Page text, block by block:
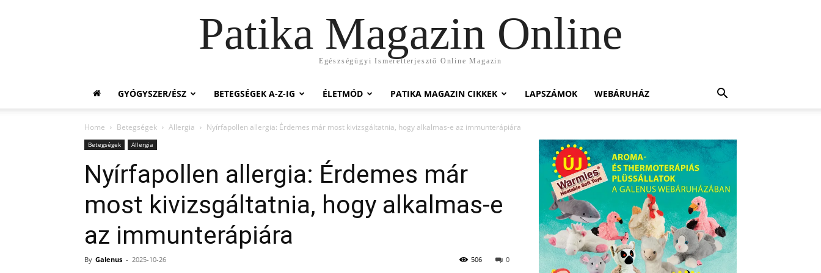
Patika Magazin Online
Egészségügyi Ismeretterjesztő Online Magazin
GYÓGYSZER/ÉSZ BETEGSÉGEK A-Z-IG ÉLETMÓD PATIKA MAGAZIN CIKKEK LAPSZÁMOK WEBÁRUHÁZ
Home Betegségek Allergia Nyírfapollen allergia: Érdemes már most kivizsgáltatnia, hogy alkalmas-e az immunterápiára
Betegségek Allergia
Nyírfapollen allergia: Érdemes már
most kivizsgáltatnia, hogy alkalmas-e
az immunterápiára
By Galenus - 2025-10-26 0
506